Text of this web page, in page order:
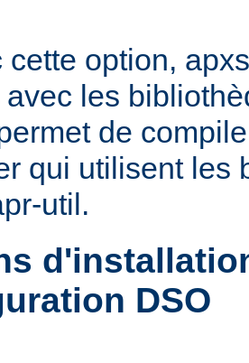
cette option,
avec les
de
qui utilisent les
util.
DSO